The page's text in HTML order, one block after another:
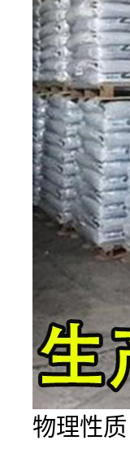
物理性质